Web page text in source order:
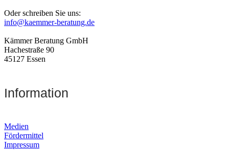
Oder schreiben Sie uns:
info@kaemmer-beratung.de
Kämmer Beratung GmbH
Hachestraße 90
45127 Essen
Information
Medien
Fördermittel
Impressum